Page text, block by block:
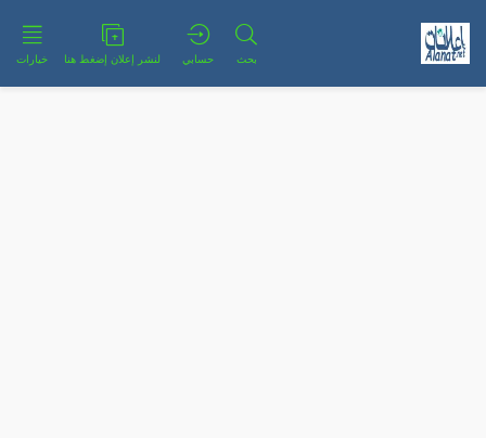
بحث حسابي لنشر إعلان إضغط هنا خيارات